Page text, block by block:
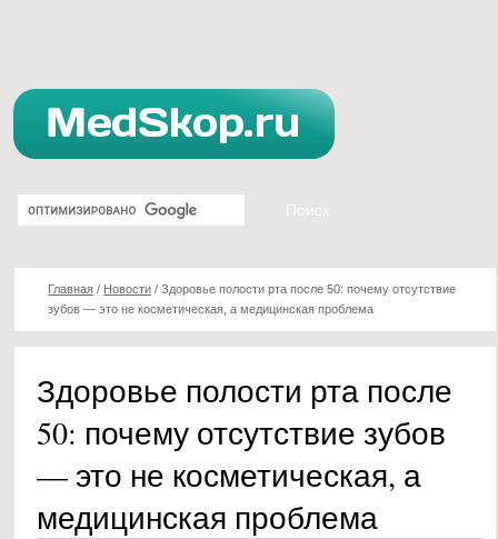
Главная / Новости /Здоровье полости рта после 50: почему отсутствие
зубов — это не косметическая, а медицинская проблема
Здоровье полости рта после
50: почему отсутствие зубов
— это не косметическая, а
медицинская проблема